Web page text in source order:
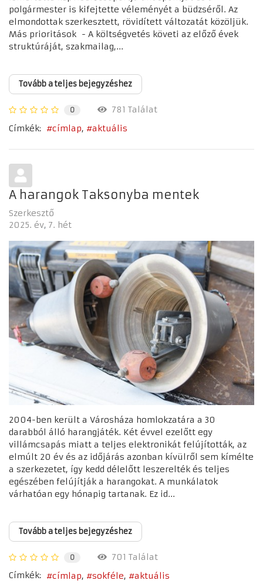
polgármester is kifejtette véleményét a büdzséről. Az
elmondottak szerkesztett, rövidített változatát közöljük.
Más prioritások - A költségvetés követi az előző évek
struktúráját, szakmailag,...
Tovább a teljes bejegyzéshez
0
781 Találat
Címkék:
címlap aktuális
A harangok Taksonyba mentek
Szerkesztő
2025. év 7. hét
2004-ben került a Városháza homlokzatára a 30
darabból álló harangjáték. Két évvel ezelőtt egy
villámcsapás miatt a teljes elektronikát felújították, az
elmúlt 20 év és az időjárás azonban kívülről sem kímélte
a szerkezetet, így kedd délelőtt leszerelték és teljes
egészében felújítják a harangokat. A munkálatok
várhatóan egy hónapig tartanak. Ez id...
Tovább a teljes bejegyzéshez
0
701 Találat
Címkék:
címlap sokféle aktuális